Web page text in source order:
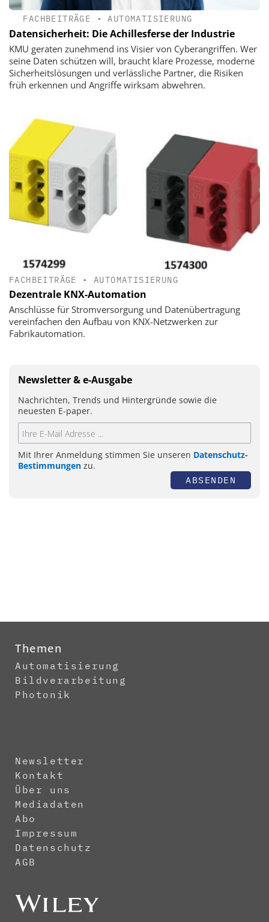
FACHBEITRÄGE •AUTOMATISIERUNG
Datensicherheit: Die Achillesferse der Industrie
KMU geraten zunehmend ins Visier von Cyberangriffen. Wer
seine Daten schützen will, braucht klare Prozesse, moderne
Sicherheitslösungen und ­verlässliche Partner, die Risiken
früh erkennen und Angriffe wirksam abwehren.
FACHBEITRÄGE •AUTOMATISIERUNG
Dezentrale KNX-Automation
Anschlüsse für Stromversorgung und Datenübertragung
vereinfachen den Aufbau von KNX-Netzwerken zur
Fabrikautomation.
Newsletter & e-Ausgabe
Nachrichten, Trends und Hintergründe sowie die
neuesten E-paper.
Mit Ihrer Anmeldung stimmen Sie unseren Datenschutz-
Bestimmungen zu.
ABSENDEN
Themen
Automatisierung
Bildverarbeitung
Photonik
Newsletter
Kontakt
Über uns
Mediadaten
Abo
Impressum
Datenschutz
AGB